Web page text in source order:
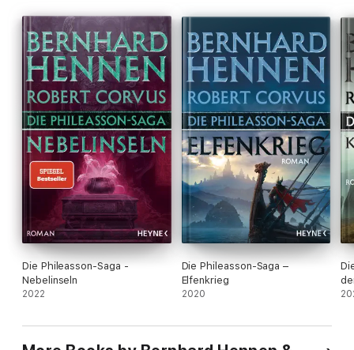
Die Phileasson-Saga -
Nebelinseln
2022
Die Phileasson-Saga –
Elfenkrieg
2020